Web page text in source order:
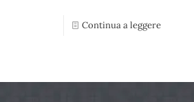
Continua a leggere